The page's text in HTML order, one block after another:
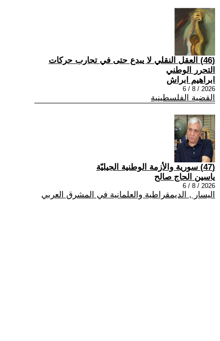
(46) العقل النقلي لا يبدع حتى في تجارب حركات
التحرر الوطني
ابراهيم ابراش
2026 / 8 / 6
القضية الفلسطينية
(47) سورية والأزمة الوطنية الجيليّة
ياسين الحاج صالح
2026 / 8 / 6
اليسار , الديمقراطية والعلمانية في المشرق العربي